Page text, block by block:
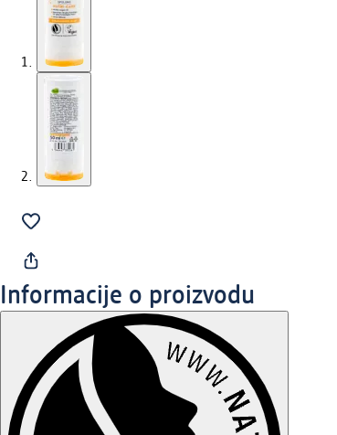
Informacije o proizvodu